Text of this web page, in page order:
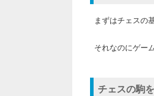
まずはチェスの
それなのにゲー
チェスの駒